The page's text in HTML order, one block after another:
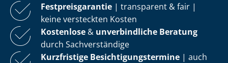
Fest­preis­ga­ran­tie | transparent & fair |
keine versteckten Kosten
Kostenlose & unverbindliche Beratung
durch Sachverständige
Kurzfristige Be­sich­ti­gungs­ter­mi­ne | auch